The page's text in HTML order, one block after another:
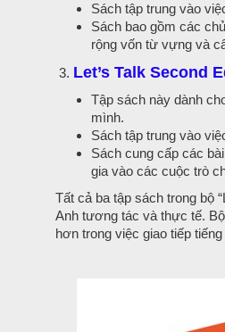
Sách tập trung vào
Sách bao gồm các
rộng vốn từ vựng và
Let’s Talk Second
Tập sách này dành
mình.
Sách tập trung vào
Sách cung cấp các
gia vào các cuộc trò
Tất cả ba tập sách trong bộ
Anh tương tác và thực tế.
hơn trong việc giao tiếp tiếng